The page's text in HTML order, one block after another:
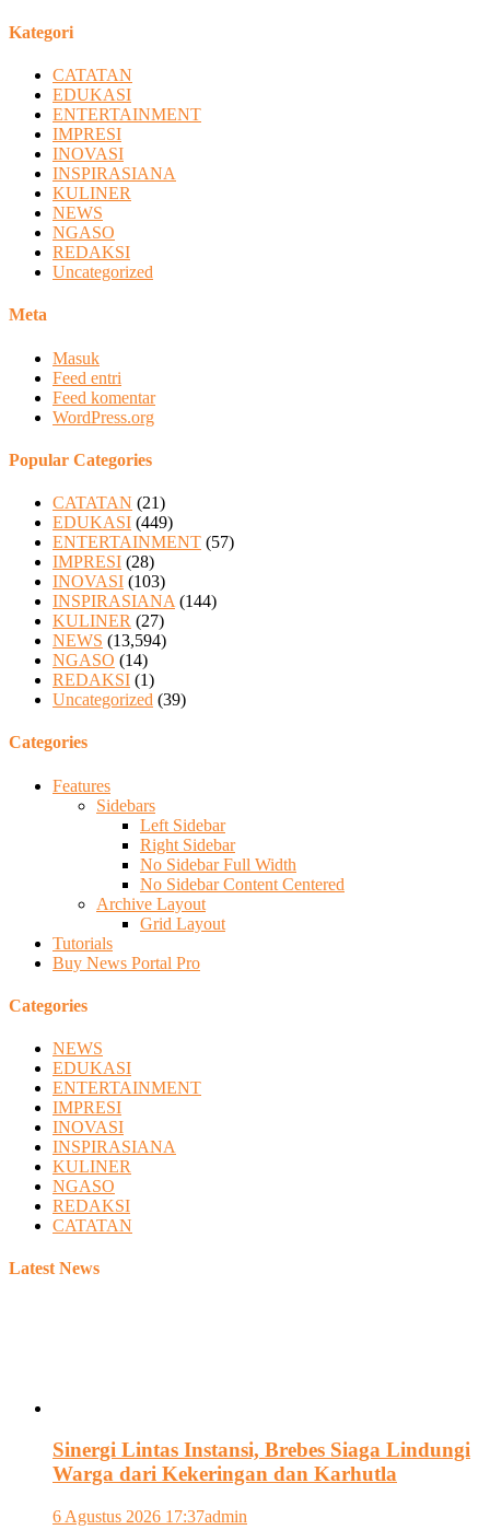
Kategori
CATATAN
EDUKASI
ENTERTAINMENT
IMPRESI
INOVASI
INSPIRASIANA
KULINER
NEWS
NGASO
REDAKSI
Uncategorized
Meta
Masuk
Feed entri
Feed komentar
WordPress.org
Popular Categories
CATATAN (21)
EDUKASI (449)
ENTERTAINMENT (57)
IMPRESI (28)
INOVASI (103)
INSPIRASIANA (144)
KULINER (27)
NEWS (13,594)
NGASO (14)
REDAKSI (1)
Uncategorized (39)
Categories
Features
Sidebars
Left Sidebar
Right Sidebar
No Sidebar Full Width
No Sidebar Content Centered
Archive Layout
Grid Layout
Tutorials
Buy News Portal Pro
Categories
NEWS
EDUKASI
ENTERTAINMENT
IMPRESI
INOVASI
INSPIRASIANA
KULINER
NGASO
REDAKSI
CATATAN
Latest News
Sinergi Lintas Instansi, Brebes Siaga Lindungi
Warga dari Kekeringan dan Karhutla
6 Agustus 2026 17:37admin